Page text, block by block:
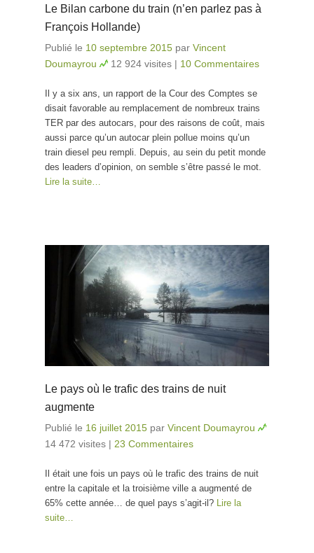
Le Bilan carbone du train (n’en parlez pas à
François Hollande)
Publié le 10 septembre 2015 par Vincent
Doumayrou
12 924 visites | 10 Commentaires
Il y a six ans, un rapport de la Cour des Comptes se
disait favorable au remplacement de nombreux trains
TER par des autocars, pour des raisons de coût, mais
aussi parce qu’un autocar plein pollue moins qu’un
train diesel peu rempli. Depuis, au sein du petit monde
des leaders d’opinion, on semble s’être passé le mot.
Lire la suite…
Le pays où le trafic des trains de nuit
augmente
Publié le 16 juillet 2015 par Vincent Doumayrou
14 472 visites | 23 Commentaires
Il était une fois un pays où le trafic des trains de nuit
entre la capitale et la troisième ville a augmenté de
65% cette année… de quel pays s’agit-il?
Lire la
suite…